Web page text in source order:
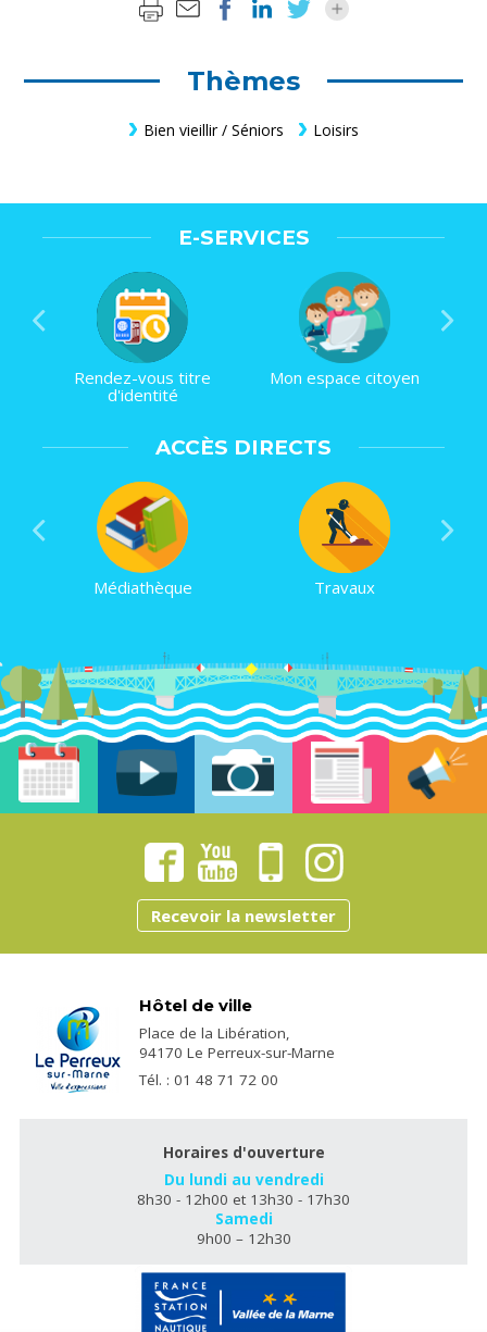
Thèmes
Bien vieillir / Séniors Loisirs
E-SERVICES
Rendez-vous titre
d'identité
Mon espace citoyen
ACCÈS DIRECTS
Médiathèque Travaux
Recevoir la newsletter
Hôtel de ville
Place de la Libération,
94170 Le Perreux-sur-Marne
Tél. : 01 48 71 72 00
Horaires d'ouverture
Du lundi au vendredi
8h30 - 12h00 et 13h30 - 17h30
Samedi
9h00 – 12h30